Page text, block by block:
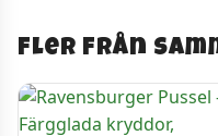
Fler från